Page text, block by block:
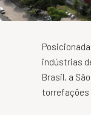
indústrias
Brasil, a
torrefações